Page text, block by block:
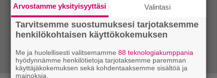
Arvostamme yksityisyyttäsi Valintasi
Tarvitsemme suostumuksesi tarjotaksemme
henkilökohtaisen käyttökokemuksen
Me ja huolellisesti valitsemamme88 teknologiakumppania
hyödynnämme henkilötietoja tarjotaksemme paremman
käyttäjäkokemuksen sekä kohdentaaksemme sisältöä ja
mainoksia.